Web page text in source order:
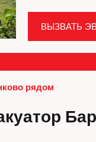
ВЫЗВАТЬ
рядом